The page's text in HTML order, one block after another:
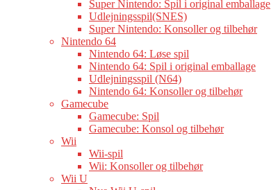
Super Nintendo: Spil i original emballage
Udlejningsspil(SNES)
Super Nintendo: Konsoller og tilbehør
Nintendo 64
Nintendo 64: Løse spil
Nintendo 64: Spil i original emballage
Udlejningsspil (N64)
Nintendo 64: Konsoller og tilbehør
Gamecube
Gamecube: Spil
Gamecube: Konsol og tilbehør
Wii
Wii-spil
Wii: Konsoller og tilbehør
Wii U